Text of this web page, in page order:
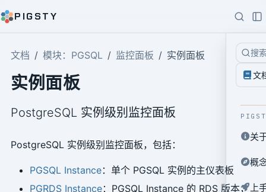
PIGSTY
搜
文
关
概
上
文档 模块：PGSQL 监控面板 实例面板
实例面板
PostgreSQL 实例级别监控面板
PostgreSQL 实例级别监控面板，包括：
PGSQL Instance：单个 PGSQL 实例的主仪表板
PGRDS Instance：PGSQL Instance 的 RDS 版本，